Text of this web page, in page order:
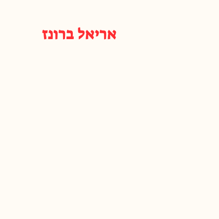
אריאל ברונז